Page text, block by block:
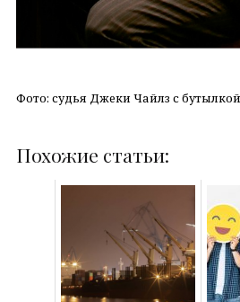
Фото: судья Джеки Чайлз с бутылкой
Похожие статьи: